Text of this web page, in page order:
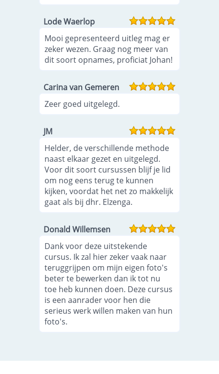
Lode Waerlop
Mooi gepresenteerd uitleg mag er
zeker wezen. Graag nog meer van
dit soort opnames, proficiat Johan!
Carina van Gemeren
Zeer goed uitgelegd.
JM
Helder, de verschillende methode
naast elkaar gezet en uitgelegd.
Voor dit soort cursussen blijf je lid
om nog eens terug te kunnen
kijken, voordat het net zo makkelijk
gaat als bij dhr. Elzenga.
Donald Willemsen
Dank voor deze uitstekende
cursus. Ik zal hier zeker vaak naar
teruggrijpen om mijn eigen foto's
beter te bewerken dan ik tot nu
toe heb kunnen doen. Deze cursus
is een aanrader voor hen die
serieus werk willen maken van hun
foto's.